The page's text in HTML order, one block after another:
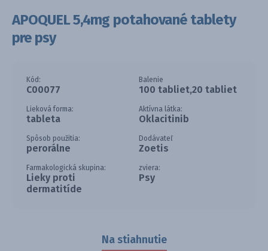
APOQUEL 5,4mg potahované tablety
pre psy
Kód:
C00077
Balenie
100 tabliet,20 tabliet
Lieková forma:
tableta
Aktívna látka:
Oklacitinib
Spôsob použitia:
perorálne
Dodávateľ
Zoetis
Farmakologická skupina:
Lieky proti
dermatitíde
zviera:
Psy
Na stiahnutie